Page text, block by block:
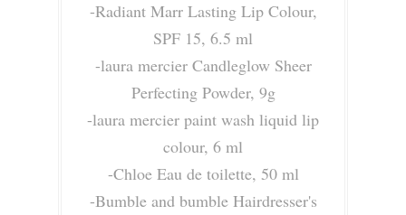
-Radiant Marr Lasting Lip Colour,
SPF 15, 6.5 ml
-laura mercier Candleglow Sheer
Perfecting Powder, 9g
-laura mercier paint wash liquid lip
colour, 6 ml
-Chloe Eau de toilette, 50 ml
-Bumble and bumble Hairdresser's